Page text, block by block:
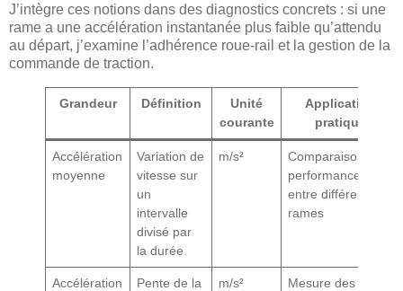
J’intègre ces notions dans des diagnostics concrets : si une
rame a une accélération instantanée plus faible qu’attendu
au départ, j’examine l’adhérence roue-rail et la gestion de la
commande de traction.
Grandeur Définition
Unité
courante
Application
pratique
Accélération
moyenne
Variation de
vitesse sur
un
intervalle
divisé par
la durée
m/s²
Comparaison de
performances
entre différentes
rames
Accélération
Pente de la
m/s²
Mesure des